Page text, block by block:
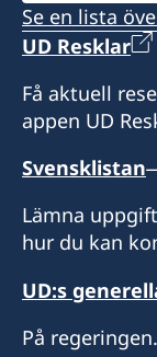
Se en lista
UD Resklar
Få aktuell
appen UD
Svensklistan
Lämna
hur du kan
UD:s
På